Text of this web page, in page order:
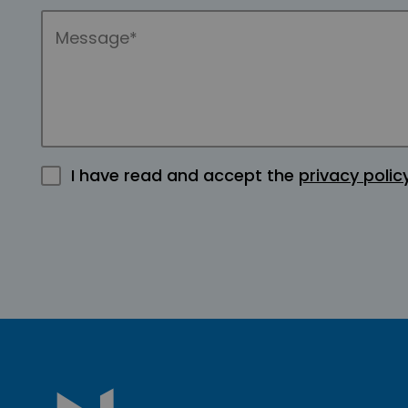
I have read and accept the privacy